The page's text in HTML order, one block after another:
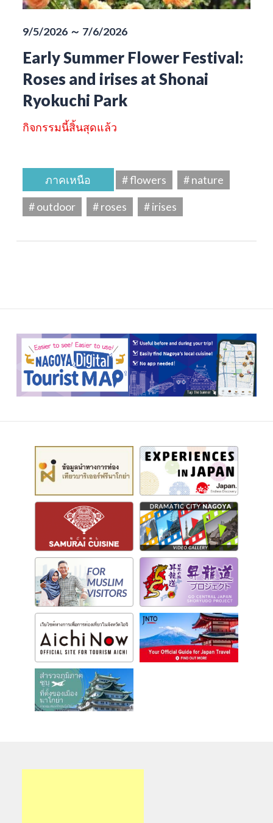
9/5/2026 ～ 7/6/2026
Early Summer Flower Festival:
Roses and irises at Shonai
Ryokuchi Park
กิจกรรมนี้สิ้นสุดแล้ว
ภาคเหนือ # flowers
# nature
# outdoor
# roses # irises